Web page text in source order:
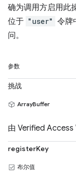
确为调用方启用此
位于 "user" 令牌
问。
参数
挑战
ArrayBuffer
由 Verified Access
registerKey
布尔值